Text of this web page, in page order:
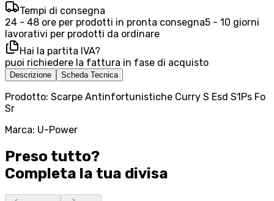
Tempi di consegna
24 - 48 ore per prodotti in pronta consegna5 - 10 giorni
lavorativi per prodotti da ordinare
Hai la partita IVA?
puoi richiedere la fattura in fase di acquisto
Descrizione Scheda Tecnica
Prodotto: Scarpe Antinfortunistiche Curry S Esd S1Ps Fo
Sr
Marca: U-Power
Preso tutto?
Completa la tua divisa